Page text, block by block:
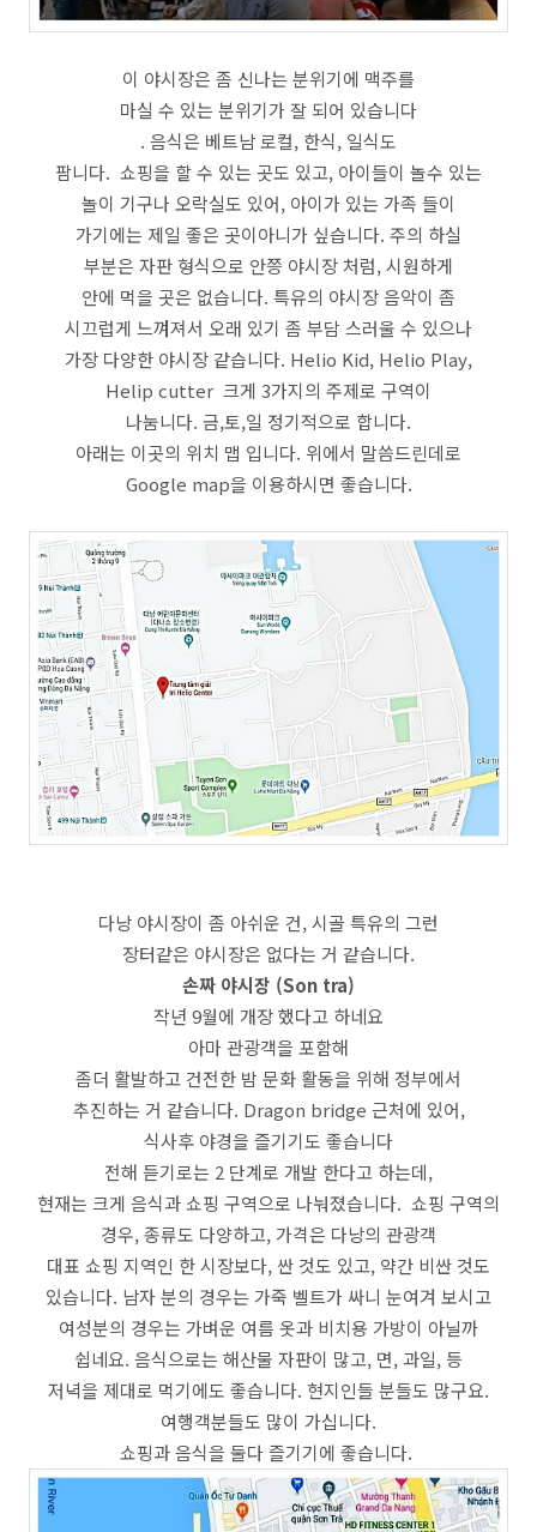
이 야시장은 좀 신나는 분위기에 맥주를
마실 수 있는 분위기가 잘 되어 있습니다
. 음식은 베트남 로컬, 한식, 일식도
팜니다. 쇼핑을 할 수 있는 곳도 있고, 아이들이 놀수 있는
놀이 기구나 오락실도 있어, 아이가 있는 가족 들이
가기에는 제일 좋은 곳이아니가 싶습니다. 주의 하실
부분은 자판 형식으로 안쯩 야시장 처럼, 시원하게
안에 먹을 곳은 없습니다. 특유의 야시장 음악이 좀
시끄럽게 느껴져서 오래 있기 좀 부담 스러울 수 있으나
가장 다양한 야시장 같습니다. Helio Kid, Helio Play,
Helip cutter 크게 3가지의 주제로 구역이
나눔니다. 금,토,일 정기적으로 합니다.
아래는 이곳의 위치 맵 입니다. 위에서 말씀드린데로
Google map을 이용하시면 좋습니다.
다낭 야시장이 좀 아쉬운 건, 시골 특유의 그런
장터같은 야시장은 없다는 거 같습니다.
손짜 야시장 (Son tra)
작년 9월에 개장 했다고 하네요
아마 관광객을 포함해
좀더 활발하고 건전한 밤 문화 활동을 위해 정부에서
추진하는 거 같습니다. Dragon bridge 근처에 있어,
식사후 야경을 즐기기도 좋습니다
전해 듣기로는 2 단계로 개발 한다고 하는데,
현재는 크게 음식과 쇼핑 구역으로 나눠졌습니다. 쇼핑 구역의
경우, 종류도 다양하고, 가격은 다낭의 관광객
대표 쇼핑 지역인 한 시장보다, 싼 것도 있고, 약간 비싼 것도
있습니다. 남자 분의 경우는 가죽 벨트가 싸니 눈여겨 보시고
여성분의 경우는 가벼운 여름 옷과 비치용 가방이 아닐까
쉽네요. 음식으로는 해산물 자판이 많고, 면, 과일, 등
저녁을 제대로 먹기에도 좋습니다. 현지인들 분들도 많구요.
여행객분들도 많이 가십니다.
쇼핑과 음식을 둘다 즐기기에 좋습니다.